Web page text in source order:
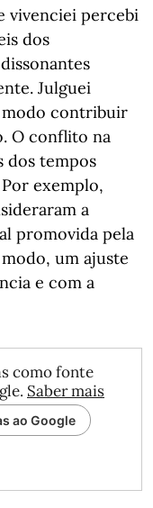
vivenciei percebi
dos
Julguei
modo contribuir
O conflito na
dos tempos
exemplo,
a
promovida pela
um ajuste
e com a
como fonte
Saber mais
ao Google